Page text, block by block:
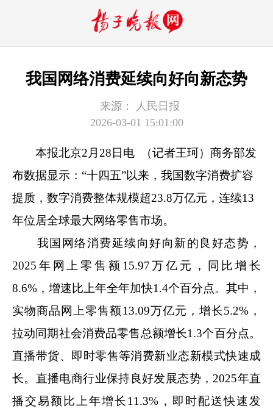
我国网络消费延续向好向新态势
来源：
人民日报
2026-03-01 15:01:00
本报北京2月28日电 （记者王珂）商务部发
布数据显示：“十四五”以来，我国数字消费扩容
提质，数字消费整体规模超23.8万亿元，连续13
年位居全球最大网络零售市场。
我国网络消费延续向好向新的良好态势，
2025年网上零售额15.97万亿元，同比增长
8.6%，增速比上年全年加快1.4个百分点。其中，
实物商品网上零售额13.09万亿元，增长5.2%，
拉动同期社会消费品零售总额增长1.3个百分点。
直播带货、即时零售等消费新业态新模式快速成
长。直播电商行业保持良好发展态势，2025年直
播交易额比上年增长11.3%，即时配送快速发